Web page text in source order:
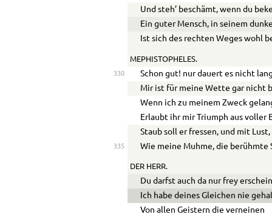
Und steh’ beschämt, wenn du
Ein guter Mensch, in seinem
Ist sich des rechten Weges wohl
MEPHISTOPHELES.
330
Schon gut! nur dauert es nicht
Mir ist für meine Wette gar nicht
Wenn ich zu meinem Zweck
Erlaubt ihr mir Triumph aus voller
Staub soll er fressen, und mit Lust,
335 Wie meine Muhme, die berühmte
DER HERR.
Du darfst auch da nur frey
Ich habe deines Gleichen nie
Von allen Geistern die verneinen